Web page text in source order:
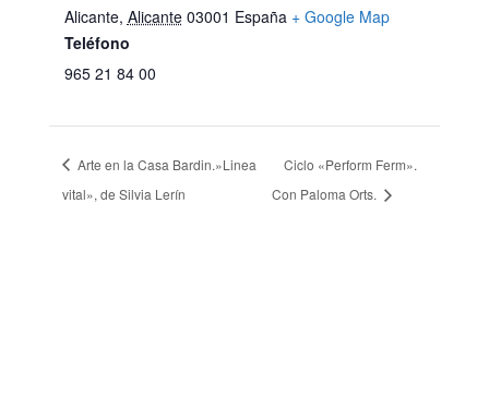
Alicante, Alicante 03001 España + Google Map
Teléfono
965 21 84 00
Arte en la Casa Bardin.»Linea
vital», de Silvia Lerín
Ciclo «Perform Ferm».
Con Paloma Orts.